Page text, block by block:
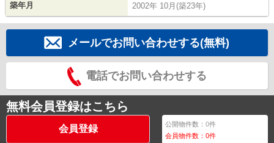
築年月 2002年 10月(築23年)
メールでお問い合わせする(無料)
電話でお問い合わせする
無料会員登録はこちら
会員登録 公開物件数：0件
会員物件数：0件